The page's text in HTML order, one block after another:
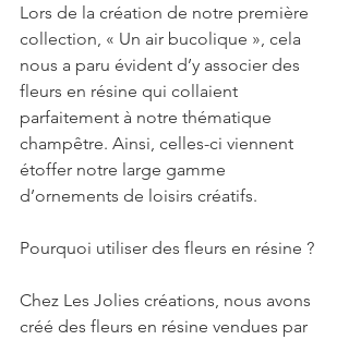
Lors de la création de notre première
collection, « Un air bucolique », cela
nous a paru évident d’y associer des
fleurs en résine qui collaient
parfaitement à notre thématique
champêtre. Ainsi, celles-ci viennent
étoffer notre large gamme
d’ornements de loisirs créatifs.
Pourquoi utiliser des fleurs en résine ?
Chez Les Jolies créations, nous avons
créé des fleurs en résine vendues par